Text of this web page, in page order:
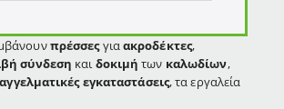
πρέσσεςγιαακροδέκτες,
σύνδεση καιδοκιμήτων καλωδίων,
εγκαταστάσεις, τα εργαλεία